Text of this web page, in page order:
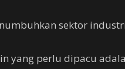
sektor
yang perlu dipacu